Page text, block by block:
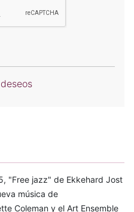
"Free jazz" de Ekkehard Jost
música de
Coleman y el Art Ensemble